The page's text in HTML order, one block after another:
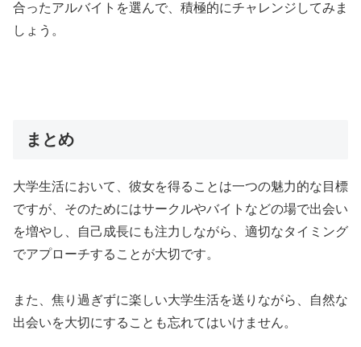
合ったアルバイトを選んで、積極的にチャレンジしてみま
しょう。
まとめ
大学生活において、彼女を得ることは一つの魅力的な目標
ですが、そのためにはサークルやバイトなどの場で出会い
を増やし、自己成長にも注力しながら、適切なタイミング
でアプローチすることが大切です。
また、 焦り過ぎずに楽しい大学生活を送りながら、自然な
出会いを大切にする ことも忘れてはいけません。